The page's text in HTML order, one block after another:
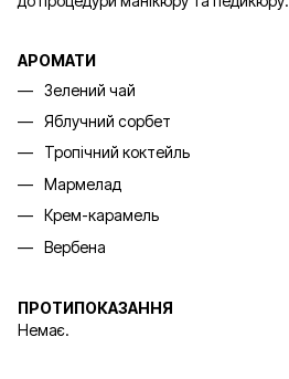
АРОМАТИ
Зелений чай
Яблучний сорбет
Тропічний коктейль
Мармелад
Крем-карамель
Вербена
ПРОТИПОКАЗАННЯ
Немає.